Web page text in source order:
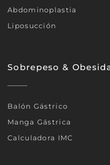
Abdominoplastia
Liposucción
Sobrepeso &
Balón Gástrico
Manga Gástrica
Calculadora IMC